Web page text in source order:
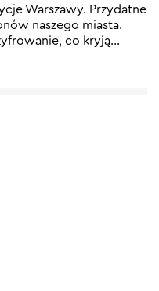
Warszawy. Przydatne
naszego miasta.
co kryją…